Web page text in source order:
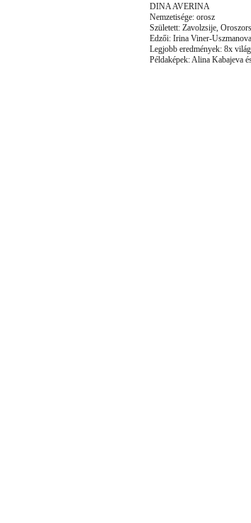
DINA AVERINA
Nemzetisége: orosz
Született: Zavolzsije,
Edzői: Irina Viner-
Legjobb eredmények: 8x
Példaképek: Alina Kabajeva